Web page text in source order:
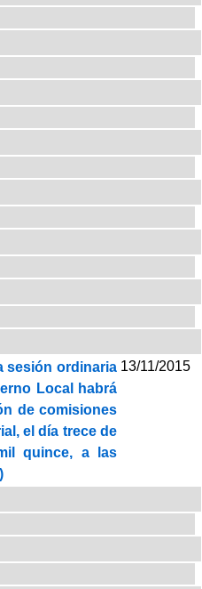
sesión ordinaria
Local habrá
de comisiones
el día trece de
quince, a las
13/11/2015